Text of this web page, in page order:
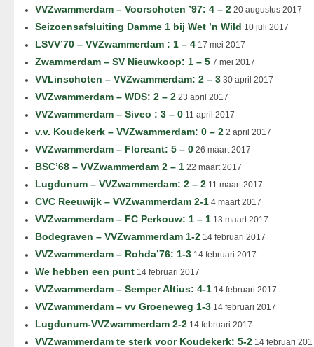
VVZwammerdam – Voorschoten ’97: 4 – 2 20 augustus 2017
Seizoensafsluiting Damme 1 bij Wet ’n Wild 10 juli 2017
LSVV’70 – VVZwammerdam : 1 – 4 17 mei 2017
Zwammerdam – SV Nieuwkoop: 1 – 5 7 mei 2017
VVLinschoten – VVZwammerdam: 2 – 3 30 april 2017
VVZwammerdam – WDS: 2 – 2 23 april 2017
VVZwammerdam – Siveo : 3 – 0 11 april 2017
v.v. Koudekerk – VVZwammerdam: 0 – 2 2 april 2017
VVZwammerdam – Floreant: 5 – 0 26 maart 2017
BSC’68 – VVZwammerdam 2 – 1 22 maart 2017
Lugdunum – VVZwammerdam: 2 – 2 11 maart 2017
CVC Reeuwijk – VVZwammerdam 2-1 4 maart 2017
VVZwammerdam – FC Perkouw: 1 – 1 13 maart 2017
Bodegraven – VVZwammerdam 1-2 14 februari 2017
VVZwammerdam – Rohda’76: 1-3 14 februari 2017
We hebben een punt 14 februari 2017
VVZwammerdam – Semper Altius: 4-1 14 februari 2017
VVZwammerdam – vv Groeneweg 1-3 14 februari 2017
Lugdunum-VVZwammerdam 2-2 14 februari 2017
VVZwammerdam te sterk voor Koudekerk: 5-2 14 februari